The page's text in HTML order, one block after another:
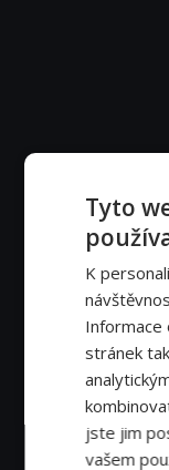
Tyto
K
Informace
stránek
jste jim
vašem